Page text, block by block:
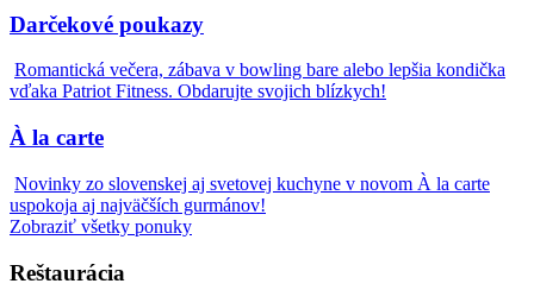
Darčekové poukazy
Romantická večera, zábava v bowling bare alebo lepšia kondička
vďaka Patriot Fitness. Obdarujte svojich blízkych!
À la carte
Novinky zo slovenskej aj svetovej kuchyne v novom À la carte
uspokoja aj najväčších gurmánov!
Zobraziť všetky ponuky
Reštaurácia